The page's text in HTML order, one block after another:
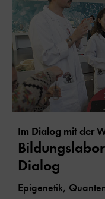
Im Dialog mit der
Dialog
Epigenetik,